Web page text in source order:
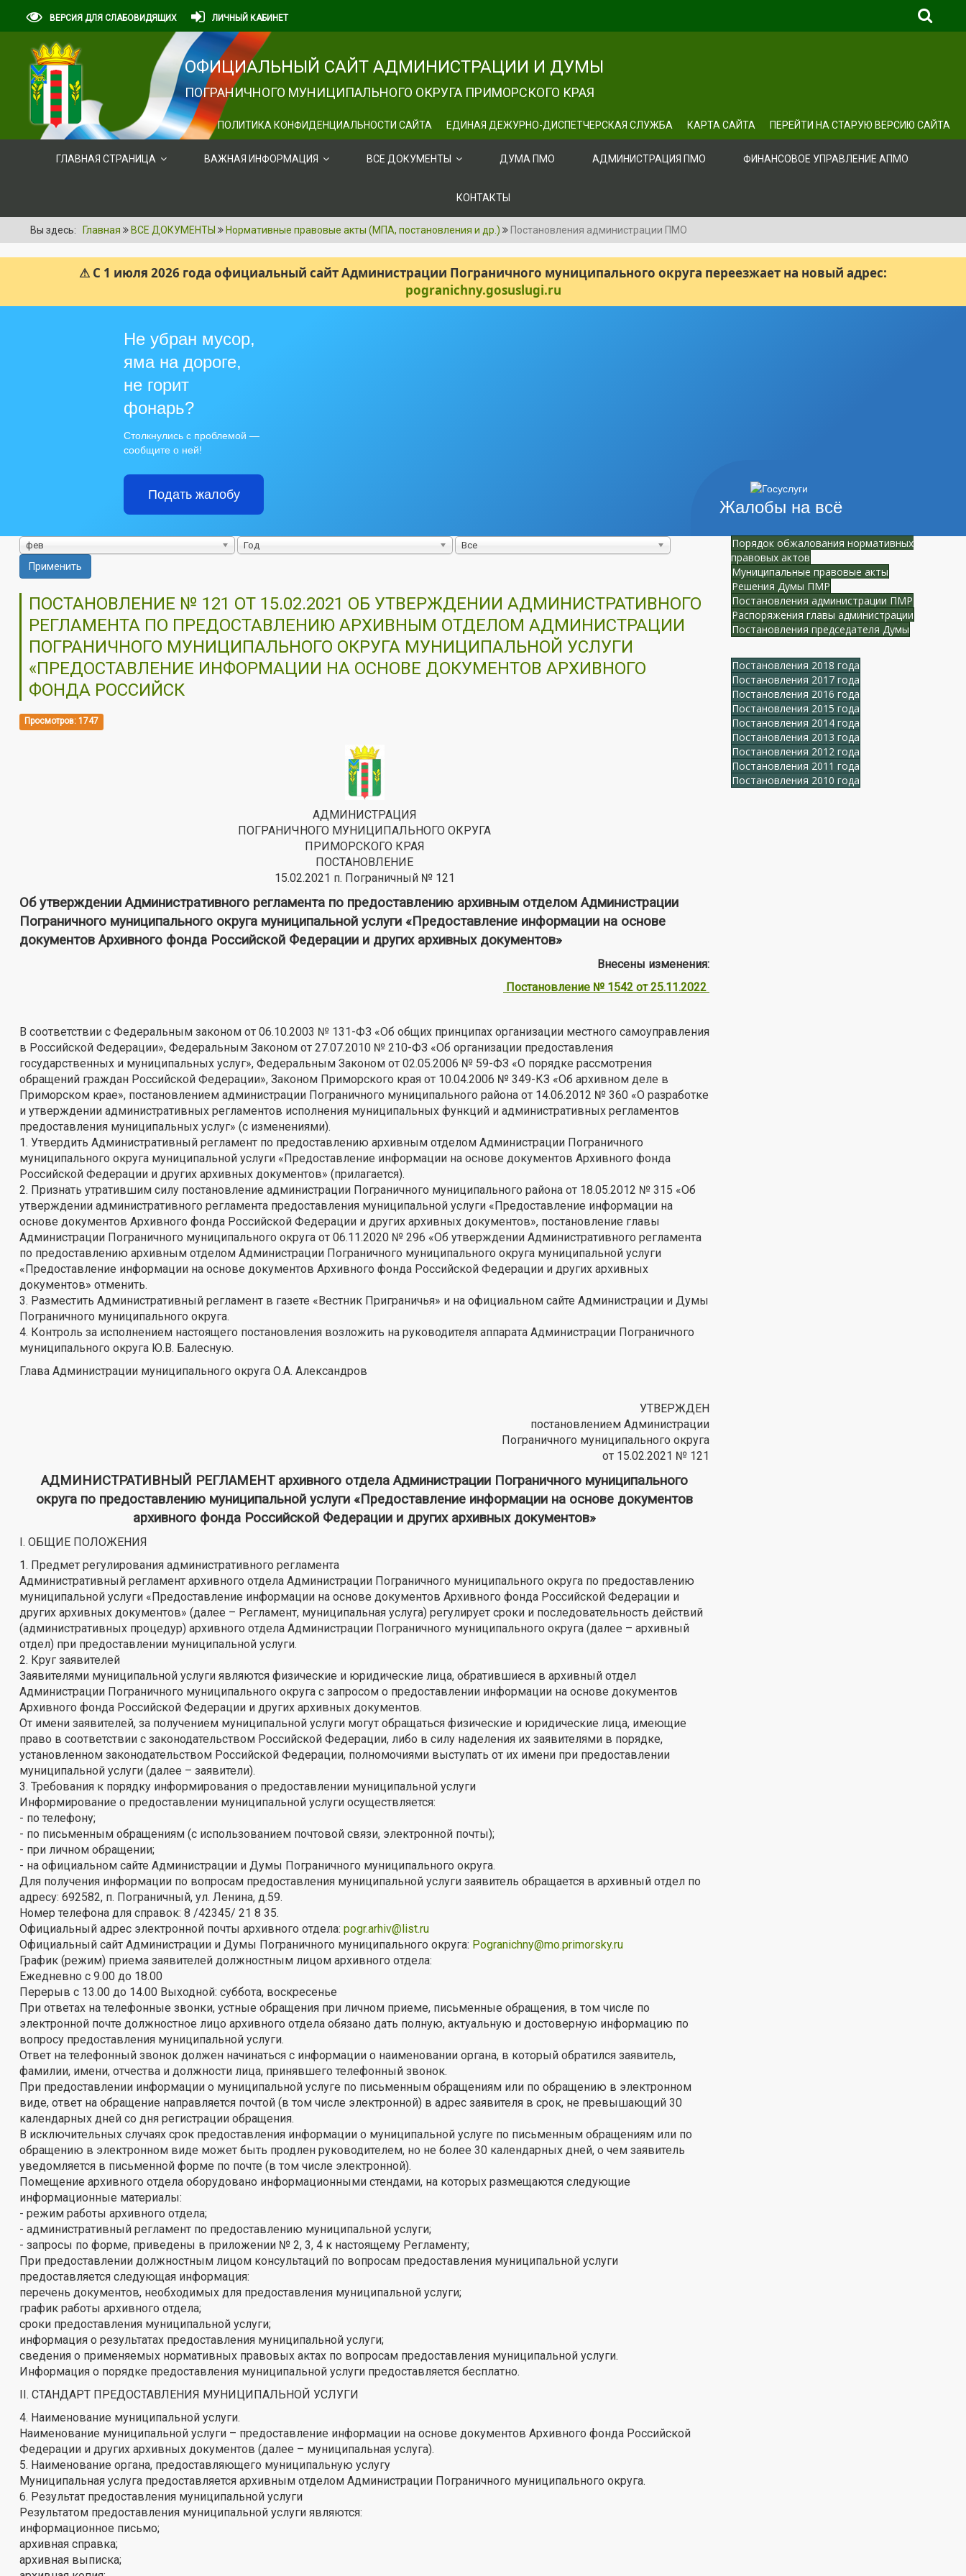
ВЕРСИЯ ДЛЯ СЛАБОВИДЯЩИХ ЛИЧНЫЙ КАБИНЕТ
ОФИЦИАЛЬНЫЙ САЙТ АДМИНИСТРАЦИИ И ДУМЫ
ПОГРАНИЧНОГО МУНИЦИПАЛЬНОГО ОКРУГА ПРИМОРСКОГО КРАЯ
ПОЛИТИКА КОНФИДЕНЦИАЛЬНОСТИ САЙТА ЕДИНАЯ ДЕЖУРНО-ДИСПЕТЧЕРСКАЯ СЛУЖБА КАРТА САЙТА ПЕРЕЙТИ НА СТАРУЮ ВЕРСИЮ САЙТА
ГЛАВНАЯ СТРАНИЦА ВАЖНАЯ ИНФОРМАЦИЯ ВСЕ ДОКУМЕНТЫ ДУМА ПМО АДМИНИСТРАЦИЯ ПМО ФИНАНСОВОЕ УПРАВЛЕНИЕ АПМО
КОНТАКТЫ
Вы здесь: Главная ВСЕ ДОКУМЕНТЫ Нормативные правовые акты (МПА, постановления и др.) Постановления администрации ПМО
⚠ С 1 июля 2026 года официальный сайт Администрации Пограничного муниципального округа переезжает на новый адрес:
pogranichny.gosuslugi.ru
Жалобы на всё
Не убран мусор,
яма на дороге,
не горит
фонарь?
Столкнулись с проблемой —
сообщите о ней!
Подать жалобу
фев Год Все
Применить
ПОСТАНОВЛЕНИЕ № 121 ОТ 15.02.2021 ОБ УТВЕРЖДЕНИИ АДМИНИСТРАТИВНОГО
РЕГЛАМЕНТА ПО ПРЕДОСТАВЛЕНИЮ АРХИВНЫМ ОТДЕЛОМ АДМИНИСТРАЦИИ
ПОГРАНИЧНОГО МУНИЦИПАЛЬНОГО ОКРУГА МУНИЦИПАЛЬНОЙ УСЛУГИ
«ПРЕДОСТАВЛЕНИЕ ИНФОРМАЦИИ НА ОСНОВЕ ДОКУМЕНТОВ АРХИВНОГО
ФОНДА РОССИЙСК
Просмотров: 1747
АДМИНИСТРАЦИЯ
ПОГРАНИЧНОГО МУНИЦИПАЛЬНОГО ОКРУГА
ПРИМОРСКОГО КРАЯ
ПОСТАНОВЛЕНИЕ
15.02.2021 п. Пограничный № 121
Об утверждении Административного регламента по предоставлению архивным отделом Администрации
Пограничного муниципального округа муниципальной услуги «Предоставление информации на основе
документов Архивного фонда Российской Федерации и других архивных документов»
Внесены изменения:
Постановление № 1542 от 25.11.2022
В соответствии с Федеральным законом от 06.10.2003 № 131-ФЗ «Об общих принципах организации местного самоуправления
в Российской Федерации», Федеральным Законом от 27.07.2010 № 210-ФЗ «Об организации предоставления
государственных и муниципальных услуг», Федеральным Законом от 02.05.2006 № 59-ФЗ «О порядке рассмотрения
обращений граждан Российской Федерации», Законом Приморского края от 10.04.2006 № 349-КЗ «Об архивном деле в
Приморском крае», постановлением администрации Пограничного муниципального района от 14.06.2012 № 360 «О разработке
и утверждении административных регламентов исполнения муниципальных функций и административных регламентов
предоставления муниципальных услуг» (с изменениями).
1. Утвердить Административный регламент по предоставлению архивным отделом Администрации Пограничного
муниципального округа муниципальной услуги «Предоставление информации на основе документов Архивного фонда
Российской Федерации и других архивных документов» (прилагается).
2. Признать утратившим силу постановление администрации Пограничного муниципального района от 18.05.2012 № 315 «Об
утверждении административного регламента предоставления муниципальной услуги «Предоставление информации на
основе документов Архивного фонда Российской Федерации и других архивных документов», постановление главы
Администрации Пограничного муниципального округа от 06.11.2020 № 296 «Об утверждении Административного регламента
по предоставлению архивным отделом Администрации Пограничного муниципального округа муниципальной услуги
«Предоставление информации на основе документов Архивного фонда Российской Федерации и других архивных
документов» отменить.
3. Разместить Административный регламент в газете «Вестник Приграничья» и на официальном сайте Администрации и Думы
Пограничного муниципального округа.
4. Контроль за исполнением настоящего постановления возложить на руководителя аппарата Администрации Пограничного
муниципального округа Ю.В. Балесную.
Глава Администрации муниципального округа О.А. Александров
УТВЕРЖДЕН
постановлением Администрации
Пограничного муниципального округа
от 15.02.2021 № 121
АДМИНИСТРАТИВНЫЙ РЕГЛАМЕНТ архивного отдела Администрации Пограничного муниципального
округа по предоставлению муниципальной услуги «Предоставление информации на основе документов
архивного фонда Российской Федерации и других архивных документов»
I. ОБЩИЕ ПОЛОЖЕНИЯ
1. Предмет регулирования административного регламента
Административный регламент архивного отдела Администрации Пограничного муниципального округа по предоставлению
муниципальной услуги «Предоставление информации на основе документов Архивного фонда Российской Федерации и
других архивных документов» (далее – Регламент, муниципальная услуга) регулирует сроки и последовательность действий
(административных процедур) архивного отдела Администрации Пограничного муниципального округа (далее – архивный
отдел) при предоставлении муниципальной услуги.
2. Круг заявителей
Заявителями муниципальной услуги являются физические и юридические лица, обратившиеся в архивный отдел
Администрации Пограничного муниципального округа с запросом о предоставлении информации на основе документов
Архивного фонда Российской Федерации и других архивных документов.
От имени заявителей, за получением муниципальной услуги могут обращаться физические и юридические лица, имеющие
право в соответствии с законодательством Российской Федерации, либо в силу наделения их заявителями в порядке,
установленном законодательством Российской Федерации, полномочиями выступать от их имени при предоставлении
муниципальной услуги (далее – заявители).
3. Требования к порядку информирования о предоставлении муниципальной услуги
Информирование о предоставлении муниципальной услуги осуществляется:
- по телефону;
- по письменным обращениям (с использованием почтовой связи, электронной почты);
- при личном обращении;
- на официальном сайте Администрации и Думы Пограничного муниципального округа.
Для получения информации по вопросам предоставления муниципальной услуги заявитель обращается в архивный отдел по
адресу: 692582, п. Пограничный, ул. Ленина, д.59.
Номер телефона для справок: 8 /42345/ 21 8 35.
Официальный адрес электронной почты архивного отдела: pogr.arhiv@list.ru
Официальный сайт Администрации и Думы Пограничного муниципального округа: Pogranichny@mo.primorsky.ru
График (режим) приема заявителей должностным лицом архивного отдела:
Ежедневно с 9.00 до 18.00
Перерыв с 13.00 до 14.00 Выходной: суббота, воскресенье
При ответах на телефонные звонки, устные обращения при личном приеме, письменные обращения, в том числе по
электронной почте должностное лицо архивного отдела обязано дать полную, актуальную и достоверную информацию по
вопросу предоставления муниципальной услуги.
Ответ на телефонный звонок должен начинаться с информации о наименовании органа, в который обратился заявитель,
фамилии, имени, отчества и должности лица, принявшего телефонный звонок.
При предоставлении информации о муниципальной услуге по письменным обращениям или по обращению в электронном
виде, ответ на обращение направляется почтой (в том числе электронной) в адрес заявителя в срок, не превышающий 30
календарных дней со дня регистрации обращения.
В исключительных случаях срок предоставления информации о муниципальной услуге по письменным обращениям или по
обращению в электронном виде может быть продлен руководителем, но не более 30 календарных дней, о чем заявитель
уведомляется в письменной форме по почте (в том числе электронной).
Помещение архивного отдела оборудовано информационными стендами, на которых размещаются следующие
информационные материалы:
- режим работы архивного отдела;
- административный регламент по предоставлению муниципальной услуги;
- запросы по форме, приведены в приложении № 2, 3, 4 к настоящему Регламенту;
При предоставлении должностным лицом консультаций по вопросам предоставления муниципальной услуги
предоставляется следующая информация:
перечень документов, необходимых для предоставления муниципальной услуги;
график работы архивного отдела;
сроки предоставления муниципальной услуги;
информация о результатах предоставления муниципальной услуги;
сведения о применяемых нормативных правовых актах по вопросам предоставления муниципальной услуги.
Информация о порядке предоставления муниципальной услуги предоставляется бесплатно.
II. СТАНДАРТ ПРЕДОСТАВЛЕНИЯ МУНИЦИПАЛЬНОЙ УСЛУГИ
4. Наименование муниципальной услуги.
Наименование муниципальной услуги – предоставление информации на основе документов Архивного фонда Российской
Федерации и других архивных документов (далее – муниципальная услуга).
5. Наименование органа, предоставляющего муниципальную услугу
Муниципальная услуга предоставляется архивным отделом Администрации Пограничного муниципального округа.
6. Результат предоставления муниципальной услуги
Результатом предоставления муниципальной услуги являются:
информационное письмо;
архивная справка;
архивная выписка;
Порядок обжалования нормативных
правовых актов
Муниципальные правовые акты
Решения Думы ПМР
Постановления администрации ПМР
Распоряжения главы администрации
Постановления председателя Думы
Постановления 2018 года
Постановления 2017 года
Постановления 2016 года
Постановления 2015 года
Постановления 2014 года
Постановления 2013 года
Постановления 2012 года
Постановления 2011 года
Постановления 2010 года